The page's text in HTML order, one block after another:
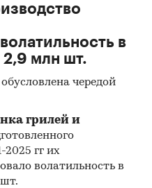
в
2,9 млн шт.
чередой
грилей и
2025 гг их
волатильность в